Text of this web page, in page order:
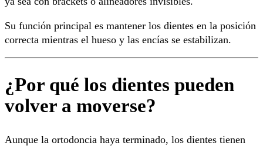
Su función principal es mantener los dientes en la posición
correcta mientras el hueso y las encías se estabilizan.
¿Por qué los dientes pueden
volver a moverse?
Aunque la ortodoncia haya terminado, los dientes tienen